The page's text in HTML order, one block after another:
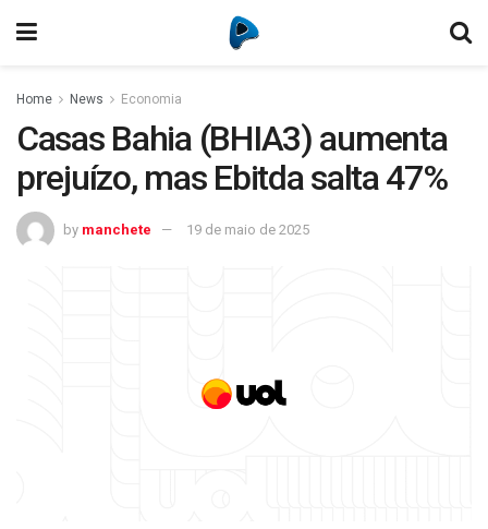
Home News Economia
Casas Bahia (BHIA3) aumenta
prejuízo, mas Ebitda salta 47%
by manchete 19 de maio de 2025